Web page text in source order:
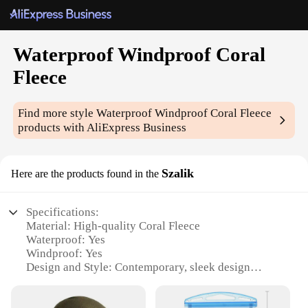
Waterproof Windproof Coral
Fleece
Find more styleWaterproof Windproof Coral Fleece
products with AliExpress Business
Here are the products found in the Szalik
Specifications:
Material: High-quality Coral Fleece
Waterproof: Yes
Windproof: Yes
Design and Style: Contemporary, sleek design
especially in windy and wet conditions